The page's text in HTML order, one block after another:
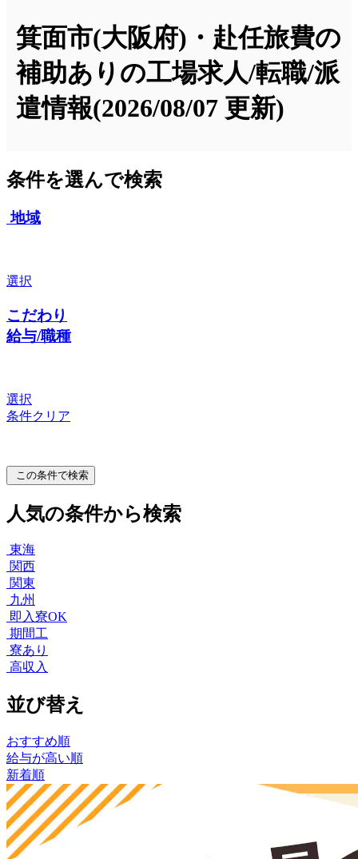
箕面市(大阪府)・赴任旅費の
補助ありの工場求人/転職/派
遣情報(2026/08/07 更新)
条件を選んで検索
地域
選択
こだわり
給与/職種
選択
条件クリア
この条件で検索
人気の条件から検索
東海
関西
関東
九州
即入寮OK
期間工
寮あり
高収入
並び替え
おすすめ順
給与が高い順
新着順